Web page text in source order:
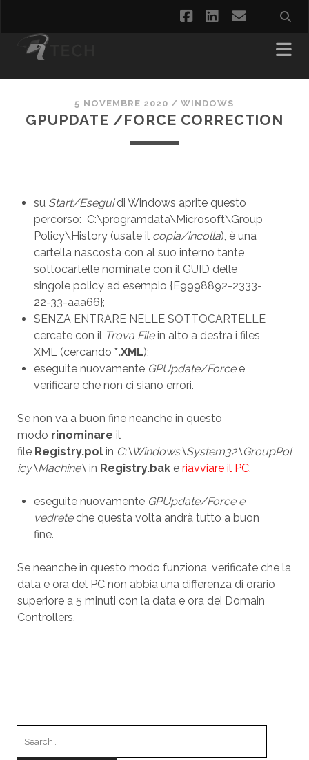
facebook
linkedinemail
5 NOVEMBRE 2020 /WINDOWS
GPUPDATE /FORCE CORRECTION
su Start/Eseguidi Windows aprite questo
percorso: C:\programdata\Microsoft\Group
Policy\History (usate il copia/incolla), è una
cartella nascosta con al suo interno tante
sottocartelle nominate con il GUID delle
singole policy ad esempio {E9998892-2333-
22-33-aaa66};
SENZA ENTRARE NELLE SOTTOCARTELLE
cercate con il Trova Filein alto a destra i files
XML (cercando *.XML);
eseguite nuovamente GPUpdate/Force e
verificare che non ci siano errori.
Se non va a buon fine neanche in questo
modo rinominare il
file Registry.polin C:\Windows\System32\GroupPol
icy\Machine\in Registry.bake riavviare il PC.
eseguite nuovamente GPUpdate/Force e
vedrete che questa volta andrà tutto a buon
fine.
Se neanche in questo modo funziona, verificate che la
data e ora del PC non abbia una differenza di orario
superiore a 5 minuti con la data e ora dei Domain
Controllers.